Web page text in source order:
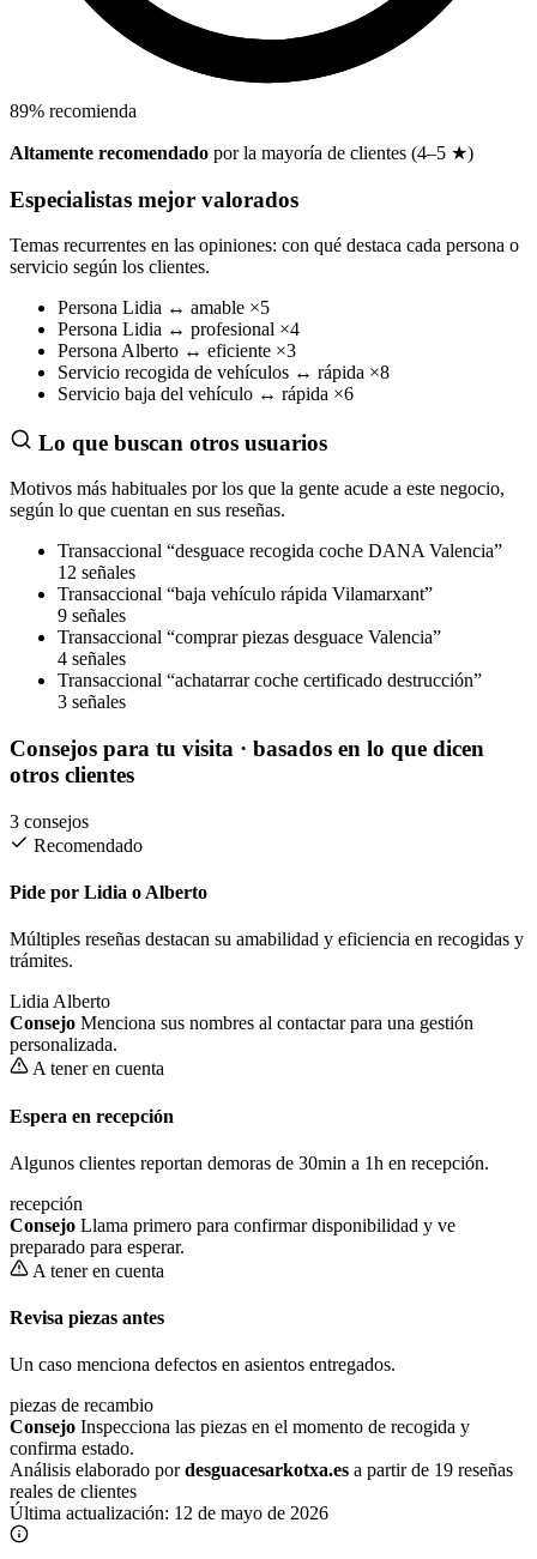
89% recomienda
Altamente recomendado por la mayoría de clientes (4–5 ★)
Especialistas mejor valorados
Temas recurrentes en las opiniones: con qué destaca cada persona o
servicio según los clientes.
Persona Lidia ↔ amable ×5
Persona Lidia ↔ profesional ×4
Persona Alberto ↔ eficiente ×3
Servicio recogida de vehículos ↔ rápida ×8
Servicio baja del vehículo ↔ rápida ×6
Lo que buscan otros usuarios
Motivos más habituales por los que la gente acude a este negocio,
según lo que cuentan en sus reseñas.
Transaccional “desguace recogida coche DANA Valencia”
12 señales
Transaccional “baja vehículo rápida Vilamarxant”
9 señales
Transaccional “comprar piezas desguace Valencia”
4 señales
Transaccional “achatarrar coche certificado destrucción”
3 señales
Consejos para tu visita · basados en lo que dicen
otros clientes
3 consejos
Recomendado
Pide por Lidia o Alberto
Múltiples reseñas destacan su amabilidad y eficiencia en recogidas y
trámites.
Lidia Alberto
Consejo Menciona sus nombres al contactar para una gestión
personalizada.
A tener en cuenta
Espera en recepción
Algunos clientes reportan demoras de 30min a 1h en recepción.
recepción
Consejo Llama primero para confirmar disponibilidad y ve
preparado para esperar.
A tener en cuenta
Revisa piezas antes
Un caso menciona defectos en asientos entregados.
piezas de recambio
Consejo Inspecciona las piezas en el momento de recogida y
confirma estado.
Análisis elaborado pordesguacesarkotxa.es a partir de 19 reseñas
reales de clientes
Última actualización: 12 de mayo de 2026